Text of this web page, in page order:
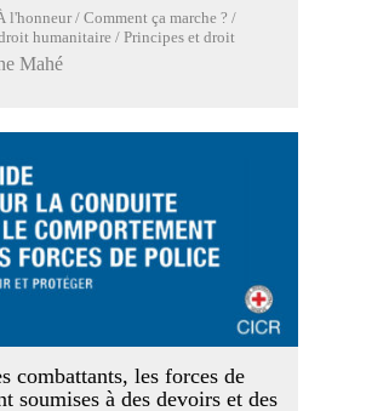
l'honneur / Comment ça marche ? /
humanitaire / Principes et droit
Mahé
combattants, les forces de
soumises à des devoirs et des